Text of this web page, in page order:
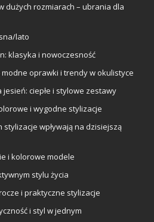
dużych rozmiarach – ubrania dla
lato
klasyka i nowoczesność
oprawki i trendy w okulistyce
ciepłe i stylowe zestawy
i wygodne stylizacje
stylizacje wpływają na dzisiejszą
i kolorowe modele
stylu życia
i praktyczne stylizacje
i styl w jednym